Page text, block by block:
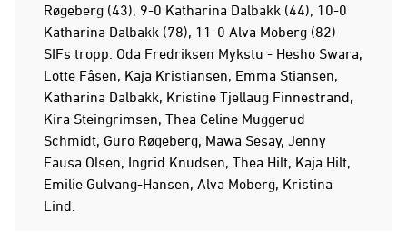
Røgeberg (43), 9-0 Katharina Dalbakk (44), 10-0
Katharina Dalbakk (78), 11-0 Alva Moberg (82)
SIFs tropp: Oda Fredriksen Mykstu - Hesho Swara,
Lotte Fåsen, Kaja Kristiansen, Emma Stiansen,
Katharina Dalbakk, Kristine Tjellaug Finnestrand,
Kira Steingrimsen, Thea Celine Muggerud
Schmidt, Guro Røgeberg, Mawa Sesay, Jenny
Fausa Olsen, Ingrid Knudsen, Thea Hilt, Kaja Hilt,
Emilie Gulvang-Hansen, Alva Moberg, Kristina
Lind.